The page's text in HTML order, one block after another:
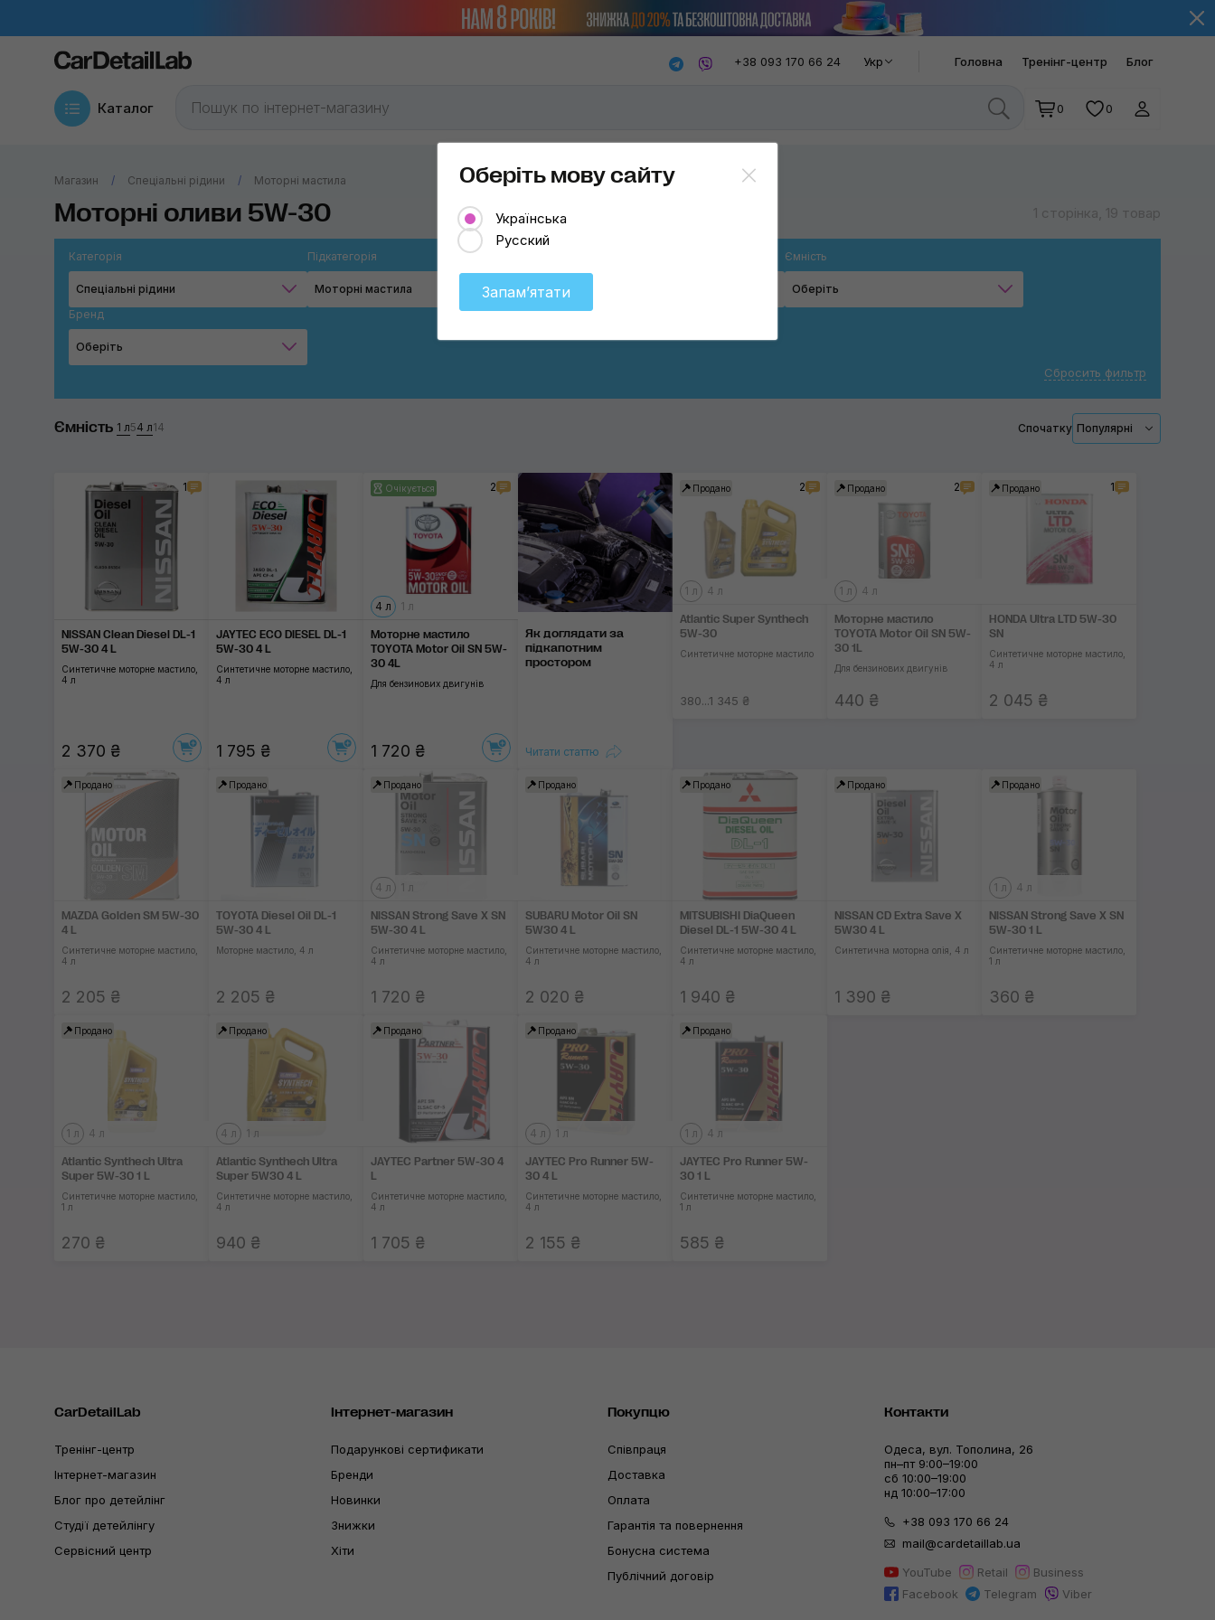
+38 093 170 66 24 Укр Головна Тренінг-центр Блог
Каталог 0 0
Магазин Спеціальні рідини Моторні мастила
Моторні оливи 5W-30 1 сторінка, 19 товар
Категорія
Спеціальні рідини
Підкатегорія
Моторні мастила 5W-30
5W-40
5W-50
10W-40
10W-50
Застосувати
Ємність
Оберіть
Бренд
Оберіть
Jaytec
Atlantic
Toyota
Subaru
Nissan
Mitsubishi
Застосувати
Сбросить фильтр
Ємність 1 л54 л14 Спочатку Популярні
1
NISSAN Clean Diesel DL-1
5W-30 4 L
Синтетичне моторне мастило,
4 л
2 370 ₴
JAYTEC ECO DIESEL DL-1
5W-30 4 L
Синтетичне моторне мастило,
4 л
1 795 ₴
Очікується 2
4 л 1 л
Моторне мастило
TOYOTA Motor Oil SN 5W-
30 4L
Для бензинових двигунів
1 720 ₴
Як доглядати за
підкапотним
простором
Читати статтю
Продано 2
1 л 4 л
Atlantic Super Synthech
5W-30
Синтетичне моторне мастило
380...1 345 ₴
Продано 2
1 л 4 л
Моторне мастило
TOYOTA Motor Oil SN 5W-
30 1L
Для бензинових двигунів
440 ₴
Продано 1
HONDA Ultra LTD 5W-30
SN
Синтетичне моторне мастило,
4 л
2 045 ₴
Продано
MAZDA Golden SM 5W-30
4 L
Синтетичне моторне мастило,
4 л
2 205 ₴
Продано
TOYOTA Diesel Oil DL-1
5W-30 4 L
Моторне мастило, 4 л
2 205 ₴
Продано
4 л 1 л
NISSAN Strong Save X SN
5W-30 4 L
Синтетичне моторне мастило,
4 л
1 720 ₴
Продано
SUBARU Motor Oil SN
5W30 4 L
Синтетичне моторне мастило,
4 л
2 020 ₴
Продано
MITSUBISHI DiaQueen
Diesel DL-1 5W-30 4 L
Синтетичне моторне мастило,
4 л
1 940 ₴
Продано
NISSAN CD Extra Save X
5W30 4 L
Синтетична моторна олія, 4 л
1 390 ₴
Продано
1 л 4 л
NISSAN Strong Save X SN
5W-30 1 L
Синтетичне моторне мастило,
1 л
360 ₴
Продано
1 л 4 л
Atlantic Synthech Ultra
Super 5W-30 1 L
Синтетичне моторне мастило,
1 л
270 ₴
Продано
4 л 1 л
Atlantic Synthech Ultra
Super 5W30 4 L
Синтетичне моторне мастило,
4 л
940 ₴
Продано
JAYTEC Partner 5W-30 4
L
Синтетичне моторне мастило,
4 л
1 705 ₴
Продано
4 л 1 л
JAYTEC Pro Runner 5W-
30 4 L
Синтетичне моторне мастило,
4 л
2 155 ₴
Продано
1 л 4 л
JAYTEC Pro Runner 5W-
30 1 L
Синтетичне моторне мастило,
1 л
585 ₴
CarDetailLab
Тренінг-центр
Інтернет-магазин
Блог про детейлінг
Студії детейлінгу
Сервісний центр
Інтернет-магазин
Подарункові сертификати
Бренди
Новинки
Знижки
Хіти
Покупцю
Співпраця
Доставка
Оплата
Гарантія та повернення
Бонусна система
Публічний договір
Контакти
Одеса, вул. Тополина, 26
пн–пт 9:00–19:00
сб 10:00–19:00
нд 10:00–17:00
+38 093 170 66 24
mail@cardetaillab.ua
YouTube
Retail
Business
Facebook
Telegram Viber
Оберіть мову сайту
Українська
Русский
Запамʼятати